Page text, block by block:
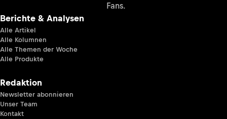
Fans.
Berichte & Analysen
Alle Artikel
Alle Kolumnen
Alle Themen der Woche
Alle Produkte
Redaktion
Newsletter abonnieren
Unser Team
Kontakt